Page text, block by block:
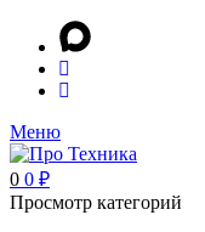
Меню
0 0 ₽
Просмотр категорий